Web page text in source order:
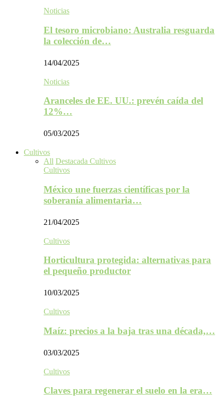
Noticias
El tesoro microbiano: Australia resguarda
la colección de…
14/04/2025
Noticias
Aranceles de EE. UU.: prevén caída del
12%…
05/03/2025
Cultivos
All Destacada Cultivos
Cultivos
México une fuerzas científicas por la
soberanía alimentaria…
21/04/2025
Cultivos
Horticultura protegida: alternativas para
el pequeño productor
10/03/2025
Cultivos
Maíz: precios a la baja tras una década,…
03/03/2025
Cultivos
Claves para regenerar el suelo en la era…